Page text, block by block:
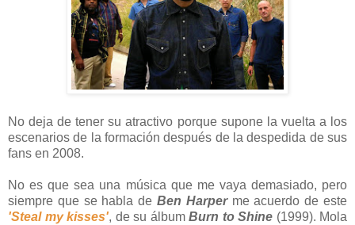
No deja de tener su atractivo porque supone la vuelta a los
escenarios de la formación después de la despedida de sus
fans en 2008.
No es que sea una música que me vaya demasiado, pero
siempre que se habla de Ben Harperme acuerdo de este
'Steal my kisses', de su álbum Burn to Shine (1999). Mola